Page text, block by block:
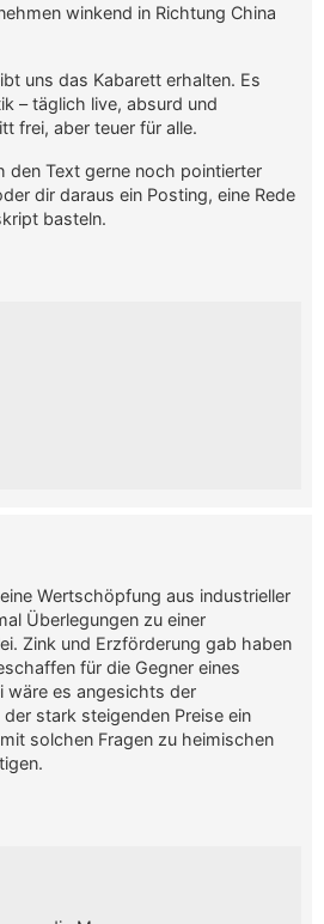
winkend in Richtung China
uns das Kabarett erhalten. Es
– täglich live, absurd und
frei, aber teuer für alle.
den Text gerne noch pointierter
dir daraus ein Posting, eine Rede
basteln.
Wertschöpfung aus industrieller
Überlegungen zu einer
Zink und Erzförderung gab haben
für die Gegner eines
wäre es angesichts der
stark steigenden Preise ein
solchen Fragen zu heimischen